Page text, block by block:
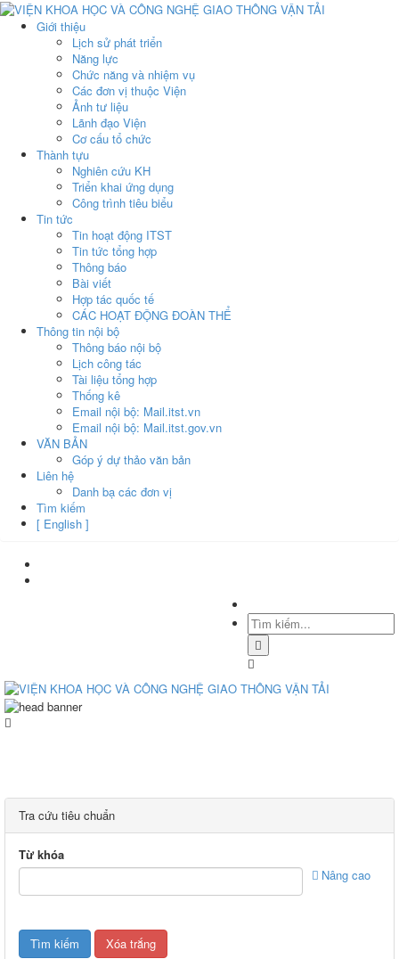
Giới thiệu
Lịch sử phát triển
Năng lực
Chức năng và nhiệm vụ
Các đơn vị thuộc Viện
Ảnh tư liệu
Lãnh đạo Viện
Cơ cấu tổ chức
Thành tựu
Nghiên cứu KH
Triển khai ứng dụng
Công trình tiêu biểu
Tin tức
Tin hoạt động ITST
Tin tức tổng hợp
Thông báo
Bài viết
Hợp tác quốc tế
CÁC HOẠT ĐỘNG ĐOÀN THỂ
Thông tin nội bộ
Thông báo nội bộ
Lịch công tác
Tài liệu tổng hợp
Thống kê
Email nội bộ: Mail.itst.vn
Email nội bộ: Mail.itst.gov.vn
VĂN BẢN
Góp ý dự thảo văn bản
Liên hệ
Danh bạ các đơn vị
Tìm kiếm
[ English ]
Tra cứu tiêu chuẩn
Từ khóa
Nâng cao